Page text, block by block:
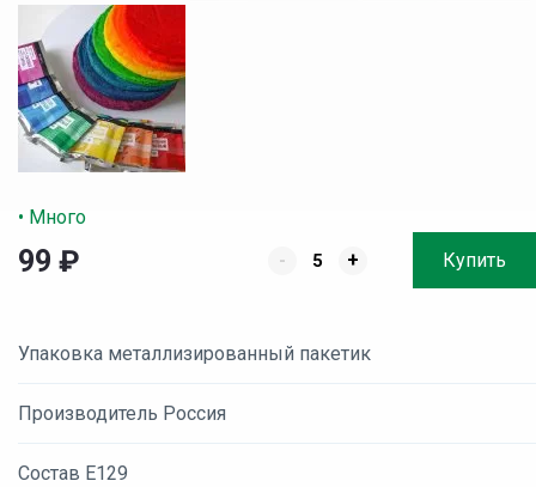
• Много
99 ₽ - + Купить
Упаковка металлизированный пакетик
Производитель Россия
Состав Е129